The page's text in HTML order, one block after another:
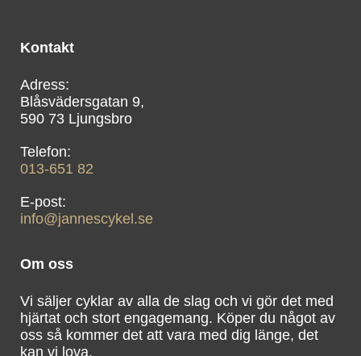
Kontakt
Blåsvädersgatan 9,
590 73 Ljungsbro
013-651 82
info@jannescykel.se
Om oss
Vi säljer cyklar av alla de slag och vi gör det med
hjärtat och stort engagemang. Köper du något av
oss så kommer det att vara med dig länge, det
kan vi lova.